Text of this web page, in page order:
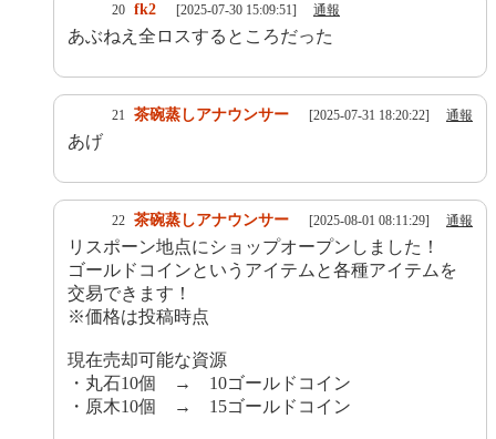
20 fk2 [2025-07-30 15:09:51] 通報
あぶねえ全ロスするところだった
21 茶碗蒸しアナウンサー [2025-07-31 18:20:22] 通報
あげ
22 茶碗蒸しアナウンサー [2025-08-01 08:11:29] 通報
リスポーン地点にショップオープンしました！
ゴールドコインというアイテムと各種アイテムを
交易できます！
※価格は投稿時点
現在売却可能な資源
・丸石10個 → 10ゴールドコイン
・原木10個 → 15ゴールドコイン